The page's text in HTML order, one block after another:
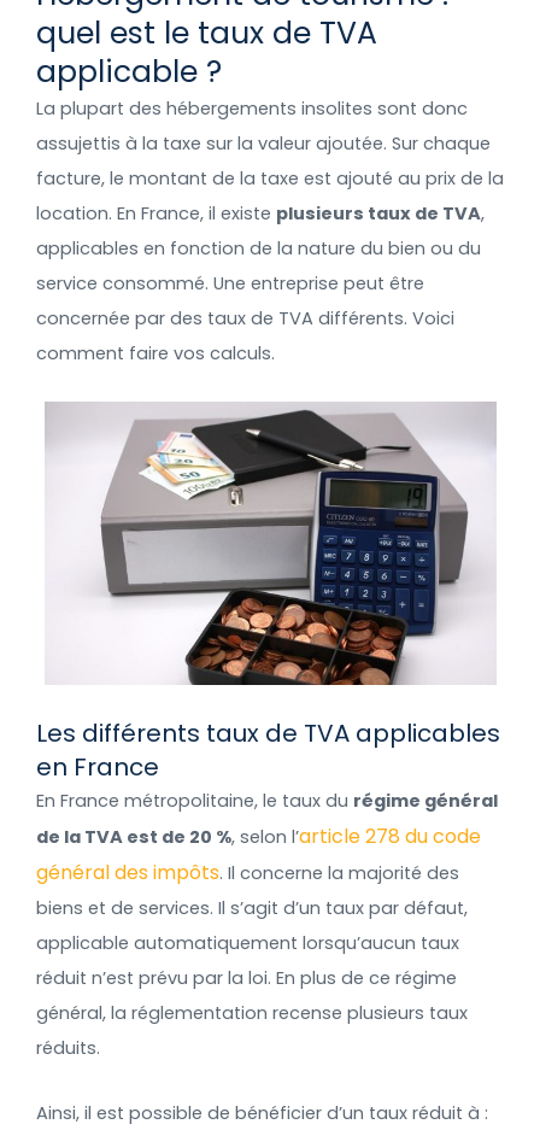
quel est le taux de TVA
applicable ?
La plupart des hébergements insolites sont donc
assujettis à la taxe sur la valeur ajoutée. Sur chaque
facture, le montant de la taxe est ajouté au prix de la
location. En France, il existe plusieurs taux de TVA,
applicables en fonction de la nature du bien ou du
service consommé. Une entreprise peut être
concernée par des taux de TVA différents. Voici
comment faire vos calculs.
Les différents taux de TVA applicables
en France
En France métropolitaine, le taux du régime général
de la TVA est de 20 %, selon l’article 278 du code
général des impôts. Il concerne la majorité des
biens et de services. Il s’agit d’un taux par défaut,
applicable automatiquement lorsqu’aucun taux
réduit n’est prévu par la loi. En plus de ce régime
général, la réglementation recense plusieurs taux
réduits.
Ainsi, il est possible de bénéficier d’un taux réduit à :